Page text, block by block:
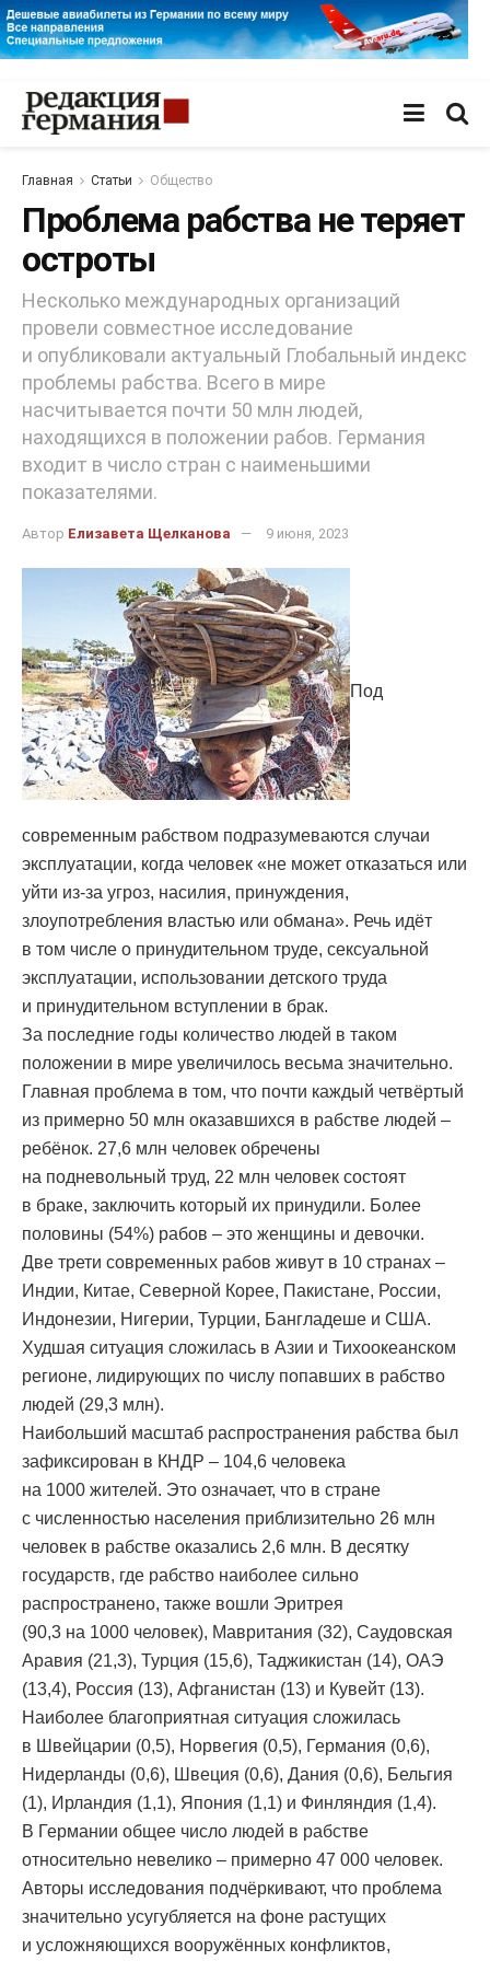
Главная Статьи Общество
Проблема рабства не теряет
остроты
Несколько международных организаций
провели совместное исследование
и опубликовали актуальный Глобальный индекс
проблемы рабства. Всего в мире
насчитывается почти 50 млн людей,
находящихся в положении рабов. Германия
входит в число стран с наименьшими
показателями.
Автор Елизавета Щелканова 9 июня, 2023
Под
современным рабством подразумеваются случаи
эксплуатации, когда человек «не может отказаться или
уйти из-за угроз, насилия, принуждения,
злоупотребления властью или обмана». Речь идёт
в том числе о принудительном труде, сексуальной
эксплуатации, использовании детского труда
и принудительном вступлении в брак.
За последние годы количество людей в таком
положении в мире увеличилось весьма значительно.
Главная проблема в том, что почти каждый четвёртый
из примерно 50 млн оказавшихся в рабстве людей –
ребёнок. 27,6 млн человек обречены
на подневольный труд, 22 млн человек состоят
в браке, заключить который их принудили. Более
половины (54%) рабов – это женщины и девочки.
Две трети современных рабов живут в 10 странах –
Индии, Китае, Северной Корее, Пакистане, России,
Индонезии, Нигерии, Турции, Бангладеше и США.
Худшая ситуация сложилась в Азии и Тихоокеанском
регионе, лидирующих по числу попавших в рабство
людей (29,3 млн).
Наибольший масштаб распространения рабства был
зафиксирован в КНДР – 104,6 человека
на 1000 жителей. Это означает, что в стране
с численностью населения приблизительно 26 млн
человек в рабстве оказались 2,6 млн. В десятку
государств, где рабство наиболее сильно
распространено, также вошли Эритрея
(90,3 на 1000 человек), Мавритания (32), Саудовская
Аравия (21,3), Турция (15,6), Таджикистан (14), ОАЭ
(13,4), Россия (13), Афганистан (13) и Кувейт (13).
Наиболее благоприятная ситуация сложилась
в Швейцарии (0,5), Норвегия (0,5), Германия (0,6),
Нидерланды (0,6), Швеция (0,6), Дания (0,6), Бельгия
(1), Ирландия (1,1), Япония (1,1) и Финляндия (1,4).
В Германии общее число людей в рабстве
относительно невелико – примерно 47 000 человек.
Авторы исследования подчёркивают, что проблема
значительно усугубляется на фоне растущих
и усложняющихся вооружённых конфликтов,